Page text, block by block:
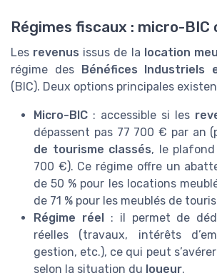
Régimes fiscaux : micro-BIC
Les revenus issus de la location
régime des Bénéfices Industriels
(BIC). Deux options principales
Micro-BIC : accessible si les
dépassent pas 77 700 € par an
de tourisme classés, le
700 €). Ce régime offre un
de 50 % pour les locations
de 71 % pour les meublés de
Régime réel: il permet de
réelles (travaux, intérêts
gestion, etc.), ce qui peut
selon la situation du loueur.